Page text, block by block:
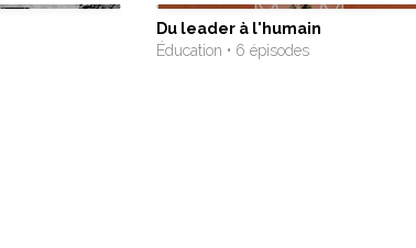
Du leader à l'humain
Éducation • 6 épisodes